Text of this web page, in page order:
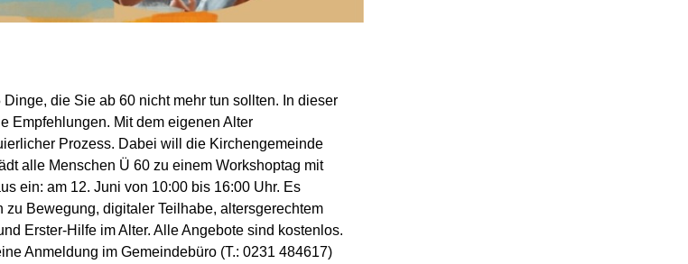
Dinge, die Sie ab 60 nicht mehr tun sollten. In dieser
Empfehlungen. Mit dem eigenen Alter
Prozess. Dabei will die Kirchengemeinde
alle Menschen Ü 60 zu einem Workshoptag mit
ein: am 12. Juni von 10:00 bis 16:00 Uhr. Es
zu Bewegung, digitaler Teilhabe, altersgerechtem
Erster-Hilfe im Alter. Alle Angebote sind kostenlos.
Anmeldung im Gemeindebüro (T.: 0231 484617)